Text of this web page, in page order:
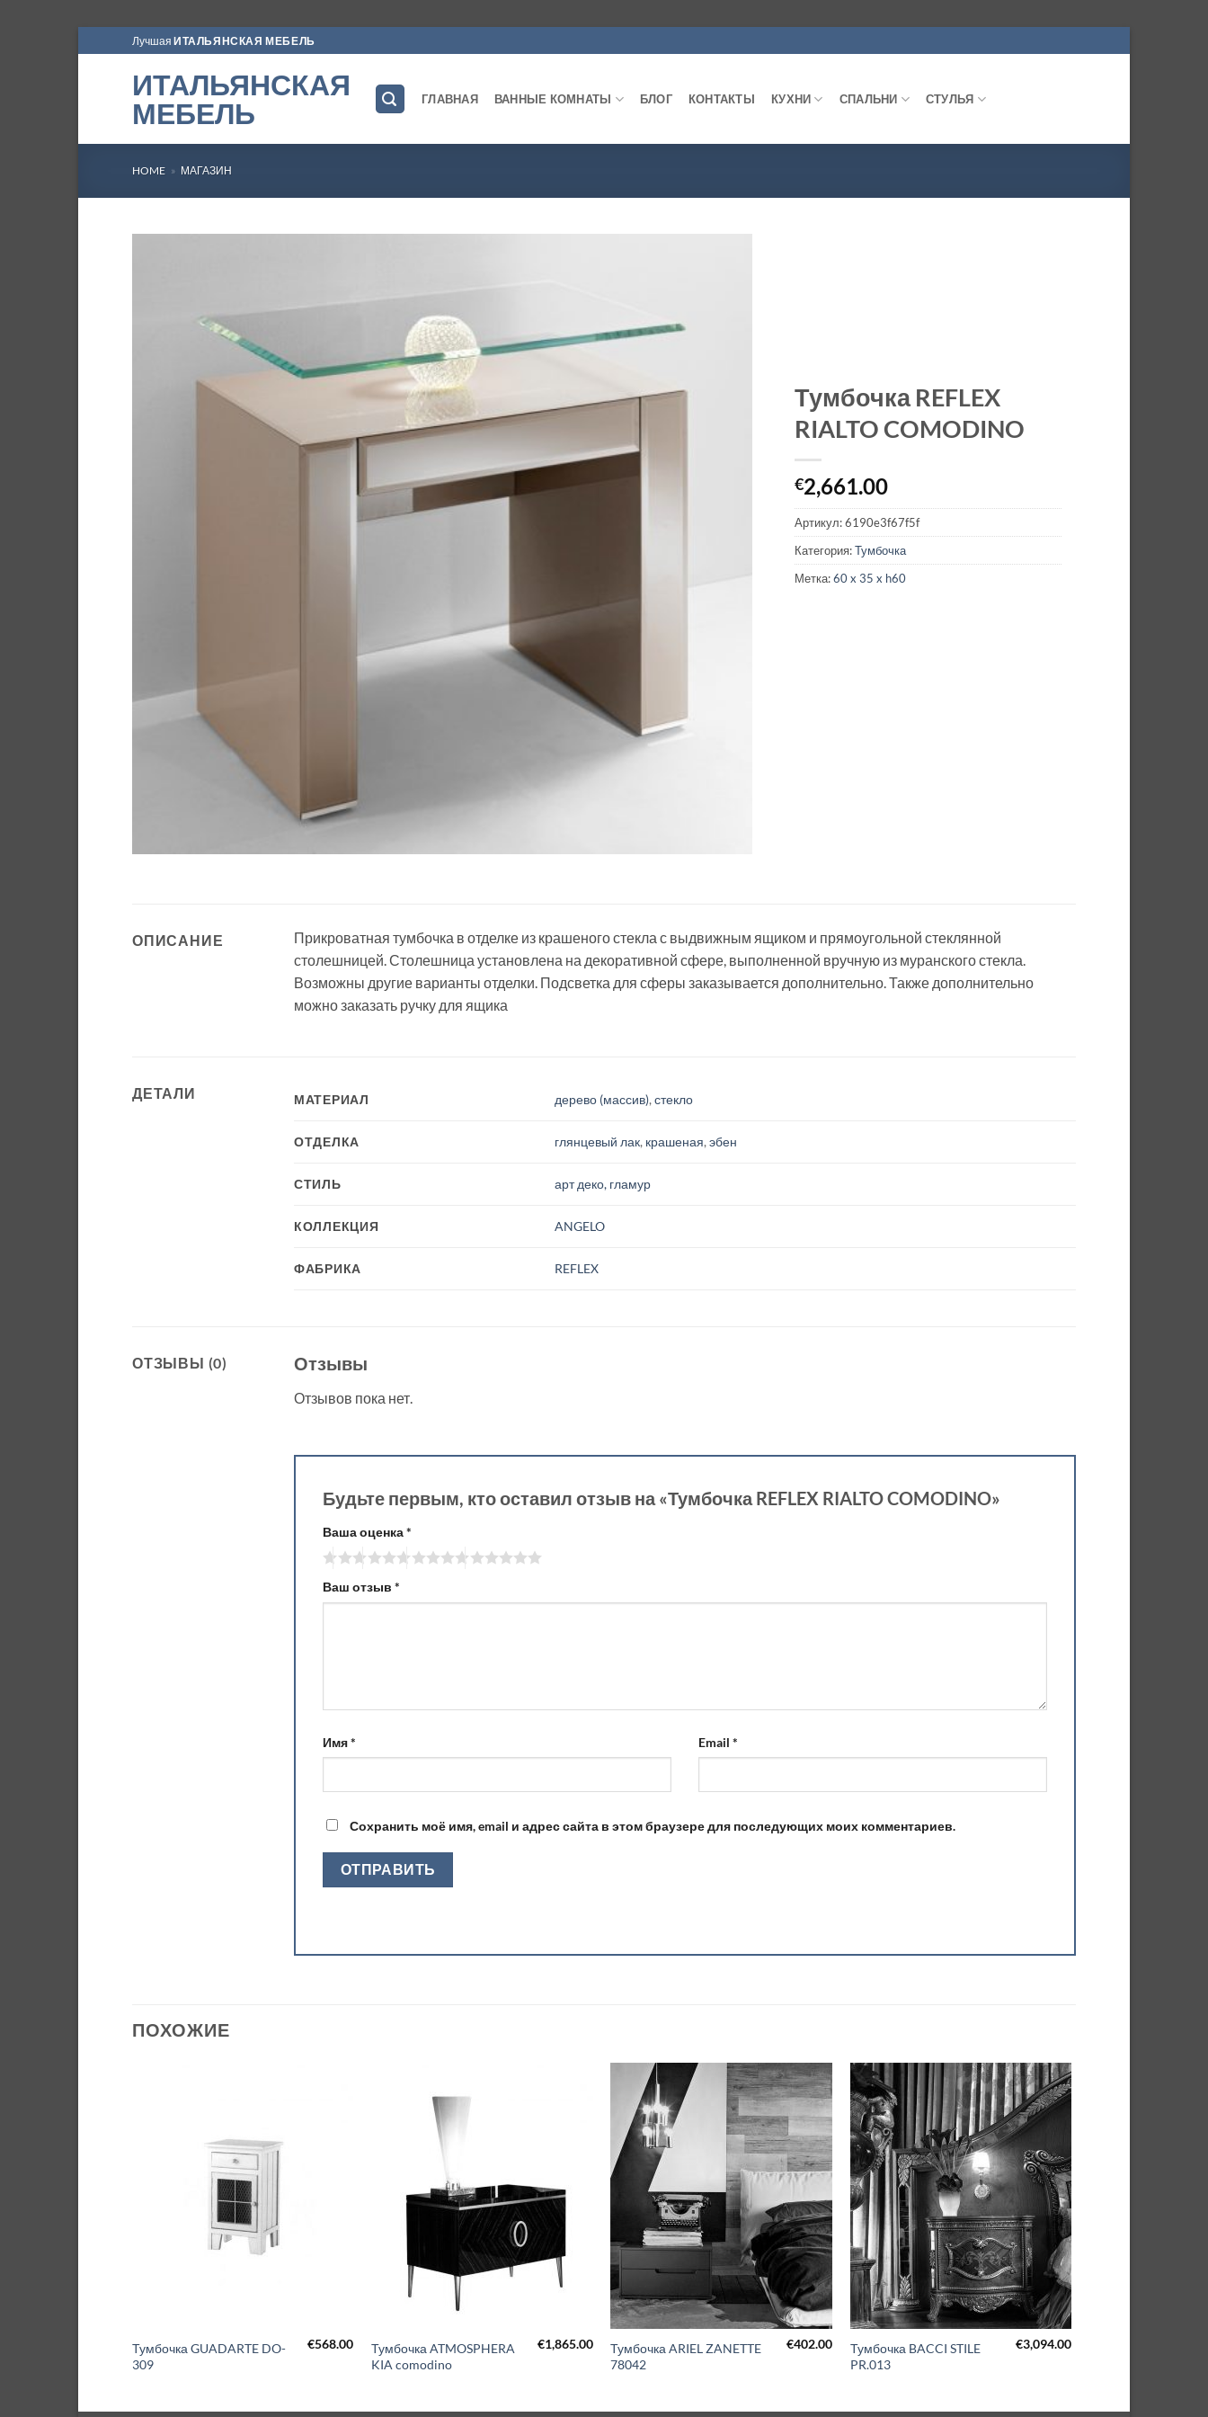
to
Лучшая ИТАЛЬЯНСКАЯ МЕБЕЛЬ
ИТАЛЬЯНСКАЯ
МЕБЕЛЬ
ГЛАВНАЯ ВАННЫЕ КОМНАТЫ БЛОГ КОНТАКТЫ КУХНИ СПАЛЬНИ СТУЛЬЯ
HOME » МАГАЗИН
Тумбочка REFLEX
RIALTO COMODINO
€2,661.00
Артикул:6190e3f67f5f
Категория:Тумбочка
Метка:60 x 35 x h60
ОПИСАНИЕ
Прикроватная тумбочка в отделке из крашеного стекла с выдвижным ящиком и прямоугольной стеклянной
столешницей. Столешница установлена на декоративной сфере, выполненной вручную из муранского стекла.
Возможны другие варианты отделки. Подсветка для сферы заказывается дополнительно. Также дополнительно
можно заказать ручку для ящика
ДЕТАЛИ МАТЕРИАЛ дерево (массив),стекло
ОТДЕЛКА глянцевый лак, крашеная,эбен
СТИЛЬ арт деко, гламур
КОЛЛЕКЦИЯ ANGELO
ФАБРИКА REFLEX
ОТЗЫВЫ (0) Отзывы
Отзывов пока нет.
Будьте первым, кто оставил отзыв на «Тумбочка REFLEX RIALTO COMODINO»
Ваша оценка*
Ваш отзыв *
Имя* Email *
Сохранить моё имя, email и адрес сайта в этом браузере для последующих моих комментариев.
ПОХОЖИЕ
Тумбочка GUADARTE DO-
309
€568.00
Тумбочка ATMOSPHERA
KIA comodino
€1,865.00
Тумбочка ARIEL ZANETTE
78042
€402.00
Тумбочка BACCI STILE
PR.013
€3,094.00